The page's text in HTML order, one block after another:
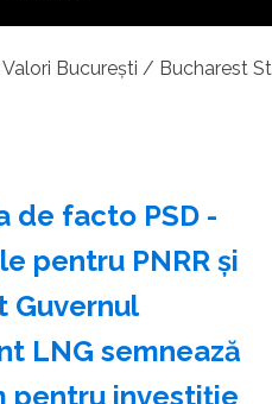
Valori București / Bucharest
de facto PSD -
pentru PNRR şi
Guvernul
LNG semnează
pentru investiţie